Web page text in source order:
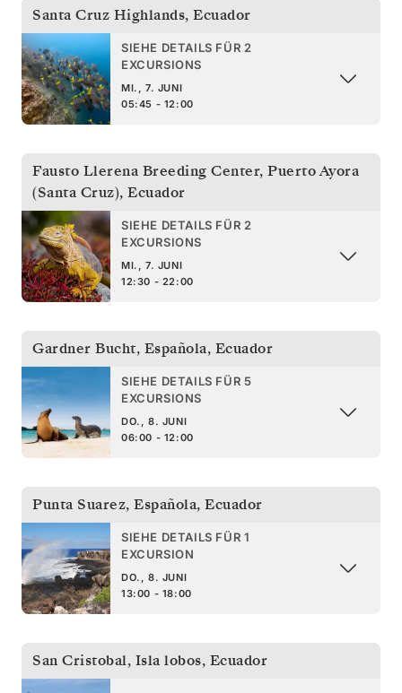
Santa Cruz Highlands, Ecuador
SIEHE DETAILS FÜR 2
EXCURSIONS
MI., 7. JUNI
05:45 - 12:00
Fausto Llerena Breeding Center, Puerto Ayora
(Santa Cruz), Ecuador
SIEHE DETAILS FÜR 2
EXCURSIONS
MI., 7. JUNI
12:30 - 22:00
Gardner Bucht, Española, Ecuador
SIEHE DETAILS FÜR 5
EXCURSIONS
DO., 8. JUNI
06:00 - 12:00
Punta Suarez, Española, Ecuador
SIEHE DETAILS FÜR 1
EXCURSION
DO., 8. JUNI
13:00 - 18:00
San Cristobal, Isla lobos, Ecuador